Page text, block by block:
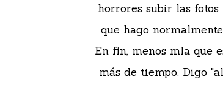
horrores subir las
que hago
En fin, menos mla que
más de tiempo. Digo